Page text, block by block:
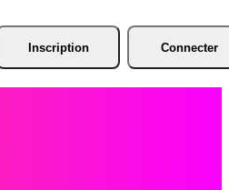
Inscription Connecter